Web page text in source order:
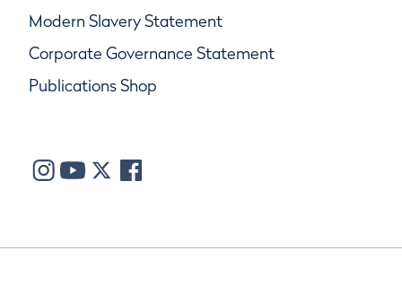
Modern Slavery Statement
Corporate Governance Statement
Publications Shop